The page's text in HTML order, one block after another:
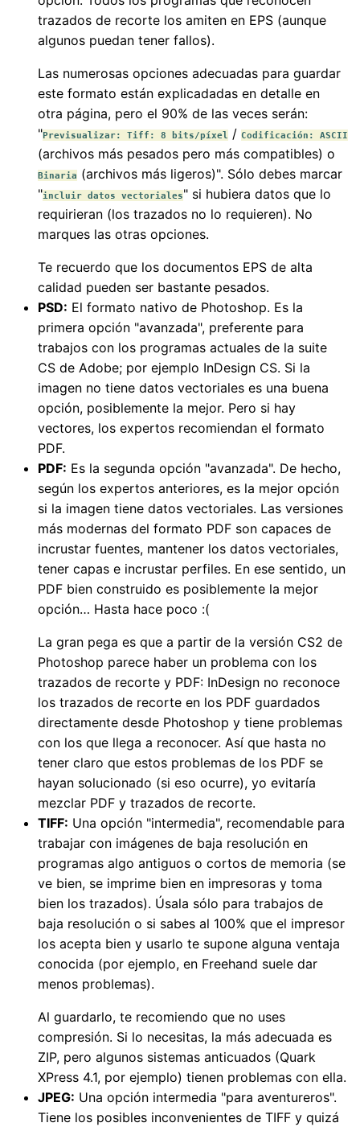
trazados de recorte los amiten en EPS (aunque
algunos puedan tener fallos).
Las numerosas opciones adecuadas para guardar
este formato están explicadadas en detalle en
otra página, pero el 90% de las veces serán:
"Previsualizar: Tiff: 8 bits/píxel / Codificación: ASCII
(archivos más pesados pero más compatibles) o
Binaria (archivos más ligeros)". Sólo debes marcar
"incluir datos vectoriales" si hubiera datos que lo
requirieran (los trazados no lo requieren). No
marques las otras opciones.
Te recuerdo que los documentos EPS de alta
calidad pueden ser bastante pesados.
PSD: El formato nativo de Photoshop. Es la
primera opción "avanzada", preferente para
trabajos con los programas actuales de la suite
CS de Adobe; por ejemplo InDesign CS. Si la
imagen no tiene datos vectoriales es una buena
opción, posiblemente la mejor. Pero si hay
vectores, los expertos recomiendan el formato
PDF.
PDF: Es la segunda opción "avanzada". De hecho,
según los expertos anteriores, es la mejor opción
si la imagen tiene datos vectoriales. Las versiones
más modernas del formato PDF son capaces de
incrustar fuentes, mantener los datos vectoriales,
tener capas e incrustar perfiles. En ese sentido, un
PDF bien construido es posiblemente la mejor
opción… Hasta hace poco :(
La gran pega es que a partir de la versión CS2 de
Photoshop parece haber un problema con los
trazados de recorte y PDF: InDesign no reconoce
los trazados de recorte en los PDF guardados
directamente desde Photoshop y tiene problemas
con los que llega a reconocer. Así que hasta no
tener claro que estos problemas de los PDF se
hayan solucionado (si eso ocurre), yo evitaría
mezclar PDF y trazados de recorte.
TIFF: Una opción "intermedia", recomendable para
trabajar con imágenes de baja resolución en
programas algo antiguos o cortos de memoria (se
ve bien, se imprime bien en impresoras y toma
bien los trazados). Úsala sólo para trabajos de
baja resolución o si sabes al 100% que el impresor
los acepta bien y usarlo te supone alguna ventaja
conocida (por ejemplo, en Freehand suele dar
menos problemas).
Al guardarlo, te recomiendo que no uses
compresión. Si lo necesitas, la más adecuada es
ZIP, pero algunos sistemas anticuados (Quark
XPress 4.1, por ejemplo) tienen problemas con ella.
JPEG: Una opción intermedia "para aventureros".
Tiene los posibles inconvenientes de TIFF y quizá